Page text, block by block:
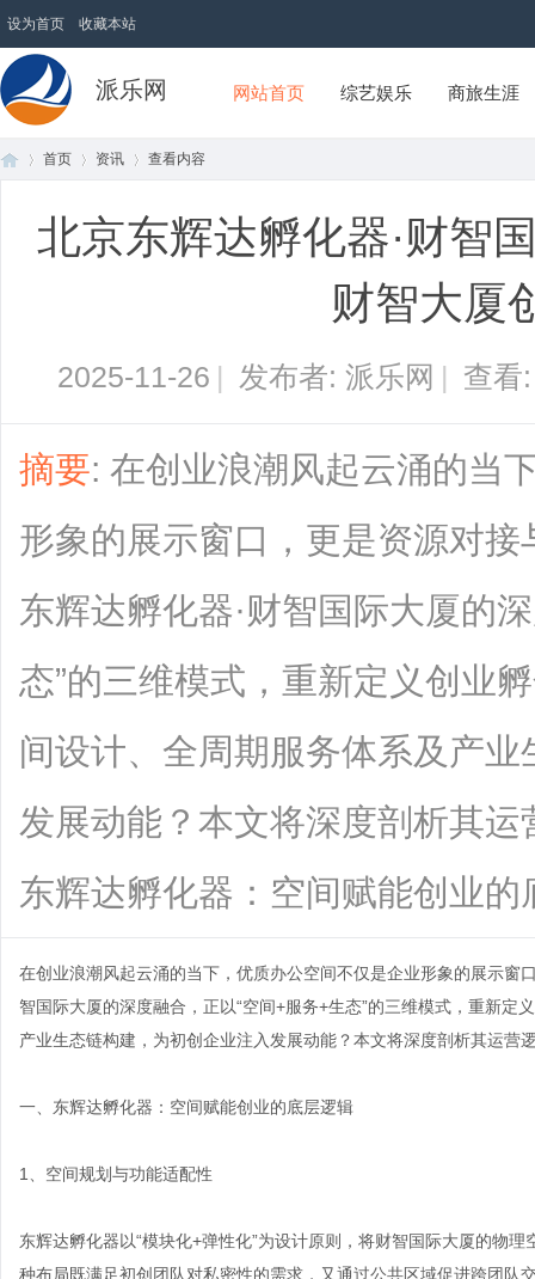
设为首页 收藏本站
派乐网 网站首页 综艺娱乐 商旅生涯
首页
›
资讯 查看内容
北京东辉达孵化器·财智
财智大厦
2025-11-26 | 发布者: 派乐网 | 查
摘要: 在创业浪潮风起云涌的当
形象的展示窗口，更是资源对
东辉达孵化器·财智国际大厦的
态”的三维模式，重新定义创业
间设计、全周期服务体系及产
发展动能？本文将深度剖析其
东辉达孵化器：空间赋能创业的
在创业浪潮风起云涌的当下，优质办公空间不仅是企业形象的展示窗
智国际大厦的深度融合，正以“空间+服务+生态”的三维模式，重新
产业生态链构建，为初创企业注入发展动能？本文将深度剖析其运营
一、东辉达孵化器：空间赋能创业的底层逻辑
1、空间规划与功能适配性
东辉达孵化器以“模块化+弹性化”为设计原则，将财智国际大厦的物
种布局既满足初创团队对私密性的需求，又通过公共区域促进跨团队